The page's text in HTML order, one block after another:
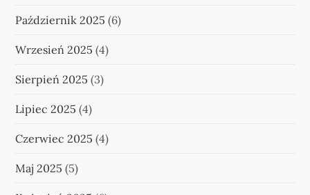
Październik 2025 (6)
Wrzesień 2025 (4)
Sierpień 2025 (3)
Lipiec 2025 (4)
Czerwiec 2025 (4)
Maj 2025 (5)